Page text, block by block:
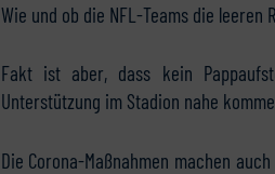
Wie und ob die NFL-Teams die
Fakt ist aber, dass kein
Unterstützung im Stadion nahe
Die Corona-Maßnahmen machen